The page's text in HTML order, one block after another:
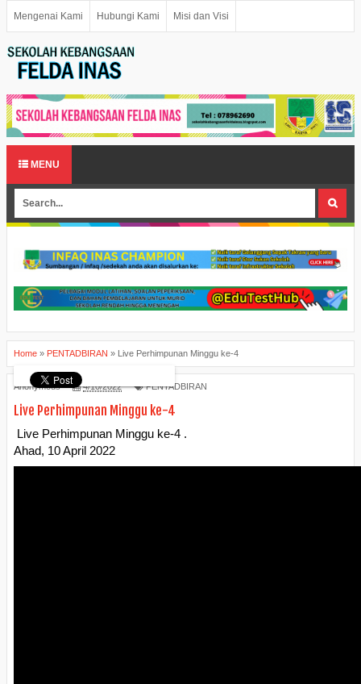
Mengenai Kami Hubungi Kami Misi dan Visi
MENU
Home » PENTADBIRAN » Live Perhimpunan Minggu ke-4
Anonymous 4/10/2022 PENTADBIRAN
Live Perhimpunan Minggu ke-4
Live Perhimpunan Minggu ke-4 .
Ahad, 10 April 2022